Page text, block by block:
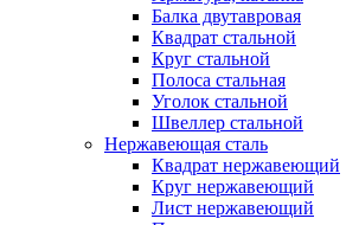
Балка двутавровая
Квадрат стальной
Круг стальной
Полоса стальная
Уголок стальной
Швеллер стальной
Нержавеющая сталь
Квадрат нержавеющий
Круг нержавеющий
Лист нержавеющий